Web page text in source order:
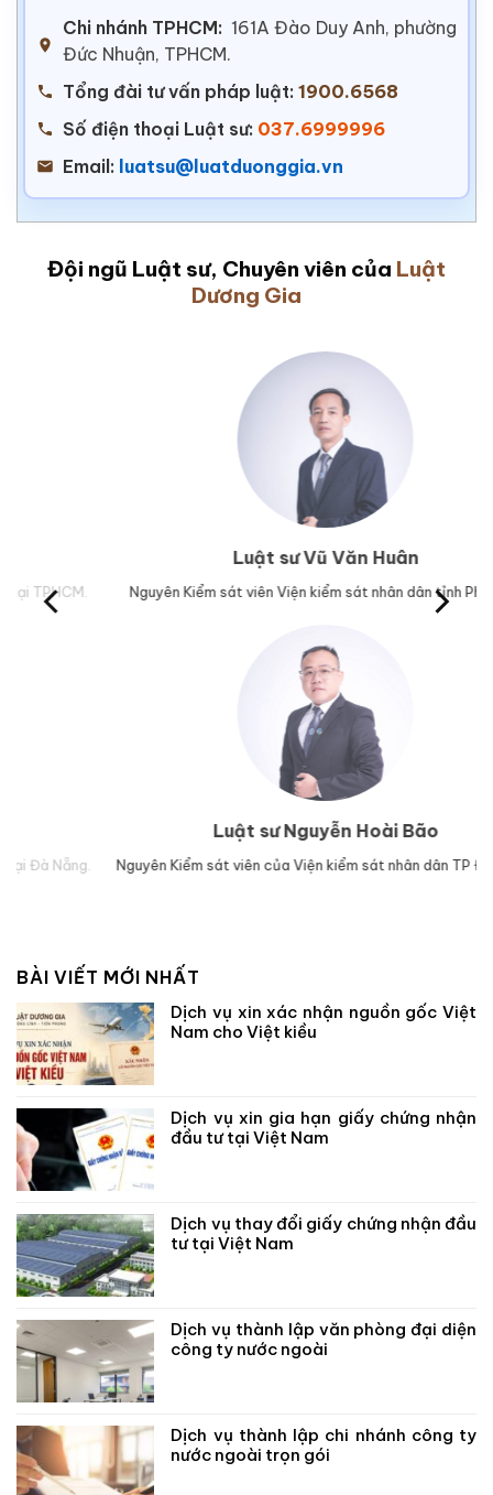
Chi nhánh TPHCM: 161A Đào Duy Anh, phường
Đức Nhuận, TPHCM.
Tổng đài tư vấn pháp luật: 1900.6568
Số điện thoại Luật sư: 037.6999996
Email: luatsu@luatduonggia.vn
Đội ngũ Luật sư, Chuyên viên của Luật
Dương Gia
Luật sư Vũ Văn Huân
Nguyên Kiểm sát viên Viện kiểm sát nhân dân tỉnh Phú Yên.
Luật sư Nguyễn Hoài Bão
Nguyên Kiểm sát viên của Viện kiểm sát nhân dân TP Đà Nẵng.
BÀI VIẾT MỚI NHẤT
Dịch vụ xin xác nhận nguồn gốc Việt
Nam cho Việt kiều
Dịch vụ xin gia hạn giấy chứng nhận
đầu tư tại Việt Nam
Dịch vụ thay đổi giấy chứng nhận đầu
tư tại Việt Nam
Dịch vụ thành lập văn phòng đại diện
công ty nước ngoài
Dịch vụ thành lập chi nhánh công ty
nước ngoài trọn gói